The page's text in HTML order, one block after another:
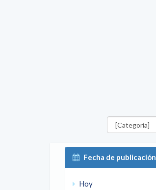
Categorías
Fecha de publicación
Hoy